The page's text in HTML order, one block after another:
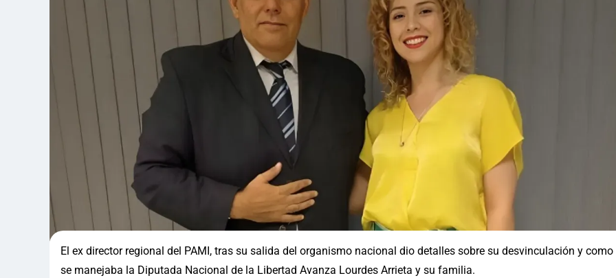
El ex director regional del PAMI, tras su salida del organismo nacional dio detalles sobre su desvinculación y como
se manejaba la Diputada Nacional de la Libertad Avanza Lourdes Arrieta y su familia.